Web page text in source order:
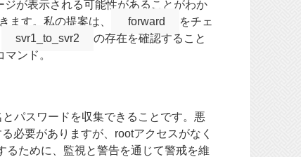
ジが表示される可能性があることがわか
ます。私の提案は、
forward
をチェ
svr1_to_svr2
の存在を確認すること
ンド。
パスワードを収集できることです。悪
必要がありますが、rootアクセスがなく
ために、監視と警告を通じて警戒を維